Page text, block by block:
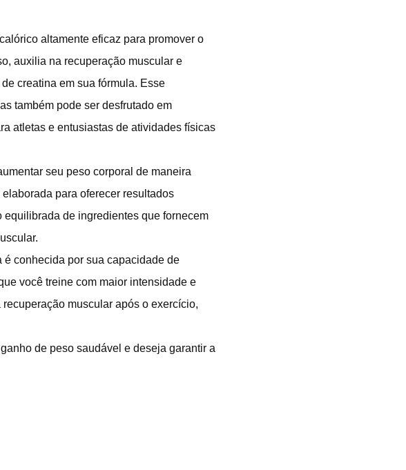
altamente eficaz para promover o
auxilia na recuperação muscular e
creatina em sua fórmula. Esse
também pode ser desfrutado em
atletas e entusiastas de atividades físicas
seu peso corporal de maneira
para oferecer resultados
de ingredientes que fornecem
é conhecida por sua capacidade de
você treine com maior intensidade e
muscular após o exercício,
de peso saudável e deseja garantir a